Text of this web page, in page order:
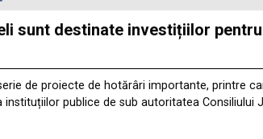
sunt destinate investițiilor pentru
de proiecte de hotărâri importante, printre
publice de sub autoritatea Consiliului